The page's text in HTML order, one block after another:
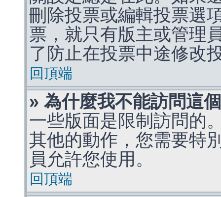
刪除投票或編輯投票選
票，就只有版主或管理
了防止在投票中途修改
回頂端
» 為什麼我不能訪問這
一些版面是限制訪問的
其他的動作，您需要特
員允許您使用。
回頂端